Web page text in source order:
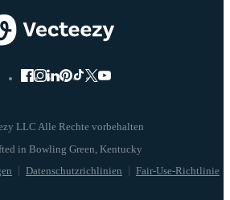
LLC Alle Rechte vorbehalten
Datenschutzrichlinien Fair-Use-Richtlinie